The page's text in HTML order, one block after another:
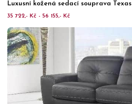
Luxusní kožená sedací souprava Texas
35 722,- Kč - 56 155,- Kč